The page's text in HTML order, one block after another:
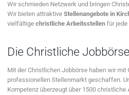
Wir schmieden Netzwerk und bringen
Wir bieten attraktive Stellenangebote in
vielfältige christliche Arbeitsstellen für jede
Die Christliche Jobbörse
Mit der Christlichen Jobbörse haben wir mit
professionellen Stellenmarkt geschaffen.
Kompetenz überzeugt über 1500 christliche